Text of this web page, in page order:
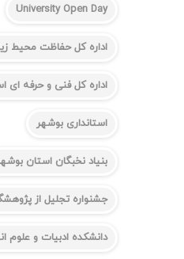
University Open Day
اداره کل حفاظت محیط
اداره کل فنی و حرفه ای
استانداری بوشهر
بنیاد نخبگان استان
جشنواره تجلیل از
دانشکده ادبیات و علوم